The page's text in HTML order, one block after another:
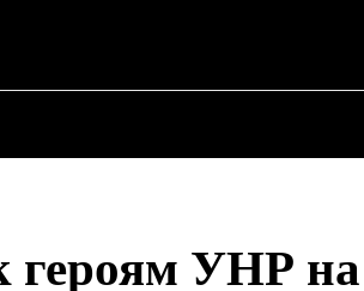
героям УНР